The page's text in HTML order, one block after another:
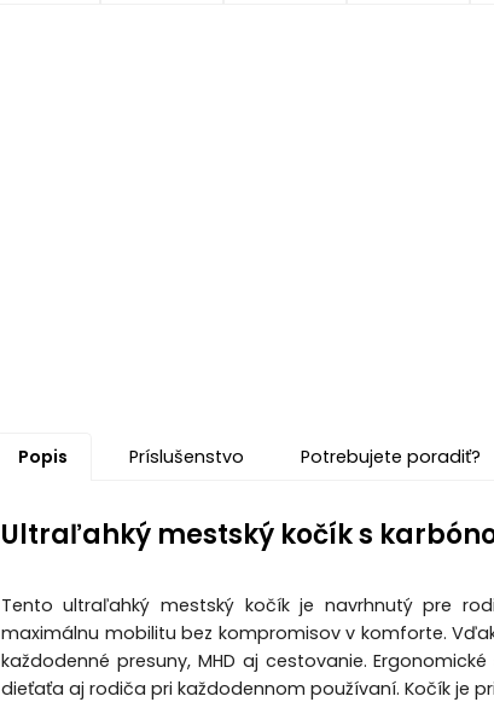
Popis Príslušenstvo Potrebujete poradiť?
Ultraľahký mestský kočík s
Tento ultraľahký mestský kočík je navrhnutý pre
maximálnu mobilitu bez kompromisov v komforte.
každodenné presuny, MHD aj cestovanie.
dieťaťa aj rodiča pri každodennom používaní. Kočík je